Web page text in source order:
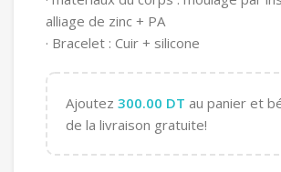
alliage de zinc + PA
· Bracelet : Cuir + silicone
Ajoutez 300.00 DT au panier et
de la livraison gratuite!